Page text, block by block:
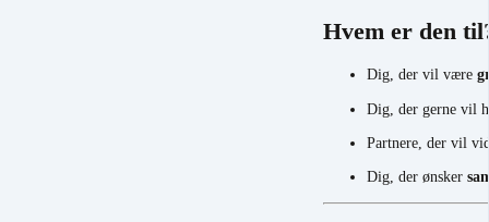
Hvem er den
Dig, der vil være
Dig, der gerne vil
Partnere, der vil
Dig, der ønsker